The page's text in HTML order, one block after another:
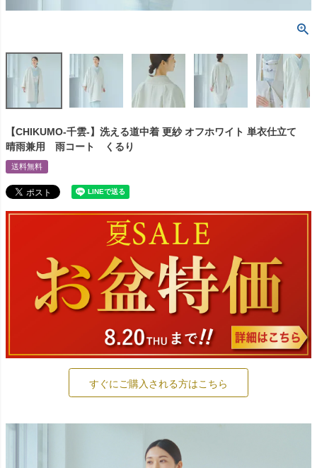
【CHIKUMO-千雲-】洗える道中着 更紗 オフホワイト 単衣仕立て
晴雨兼用 雨コート くるり
送料無料
すぐにご購入される方はこちら